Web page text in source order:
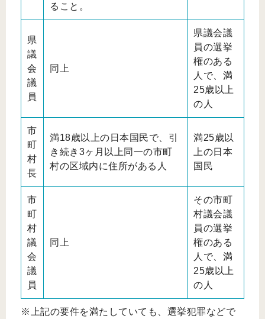
ること。
県
議
会
議
員
同上
県議会議
員の選挙
権のある
人で、満
25歳以上
の人
市
町
村
長
満18歳以上の日本国民で、引
き続き3ヶ月以上同一の市町
村の区域内に住所がある人
満25歳以
上の日本
国民
市
町
村
議
会
議
員
同上
その市町
村議会議
員の選挙
権のある
人で、満
25歳以上
の人
※上記の要件を満たしていても、選挙犯罪などで